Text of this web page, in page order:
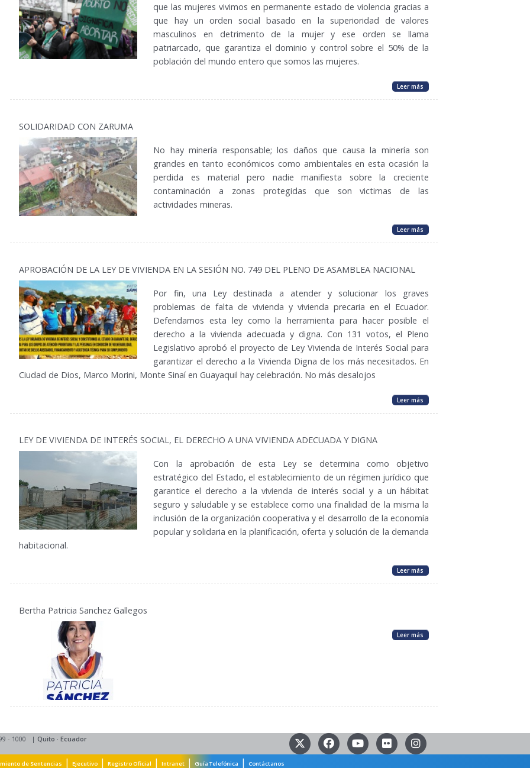
que las mujeres vivimos en permanente estado de violencia gracias a
que hay un orden social basado en la superioridad de valores
masculinos en detrimento de la mujer y ese orden se llama
patriarcado, que garantiza el dominio y control sobre el 50% de la
población del mundo entero que somos las mujeres.
Leer más
SOLIDARIDAD CON ZARUMA
No hay minería responsable; los daños que causa la minería son
grandes en tanto económicos como ambientales en esta ocasión la
perdida es material pero nadie manifiesta sobre la creciente
contaminación a zonas protegidas que son victimas de las
actividades mineras.
Leer más
APROBACIÓN DE LA LEY DE VIVIENDA EN LA SESIÓN NO. 749 DEL PLENO DE ASAMBLEA NACIONAL
Por fin, una Ley destinada a atender y solucionar los graves
problemas de falta de vivienda y vivienda precaria en el Ecuador.
Defendamos esta ley como la herramienta para hacer posible el
derecho a la vivienda adecuada y digna. Con 131 votos, el Pleno
Legislativo aprobó el proyecto de Ley Vivienda de Interés Social para
garantizar el derecho a la Vivienda Digna de los más necesitados. En
Ciudad de Dios, Marco Morini, Monte Sinaí en Guayaquil hay celebración. No más desalojos
Leer más
LEY DE VIVIENDA DE INTERÉS SOCIAL, EL DERECHO A UNA VIVIENDA ADECUADA Y DIGNA
Con la aprobación de esta Ley se determina como objetivo
estratégico del Estado, el establecimiento de un régimen jurídico que
garantice el derecho a la vivienda de interés social y a un hábitat
seguro y saludable y se establece como una finalidad de la misma la
inclusión de la organización cooperativa y el desarrollo de la economía
popular y solidaria en la planificación, oferta y solución de la demanda
habitacional.
Leer más
Bertha Patricia Sanchez Gallegos
Leer más
- 1000 | Quito · Ecuador
de Sentencias | Ejecutivo | Registro Oficial | Intranet | Guía Telefónica | Contáctanos